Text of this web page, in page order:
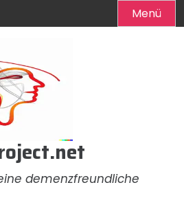
Menü
demenzfreundliche